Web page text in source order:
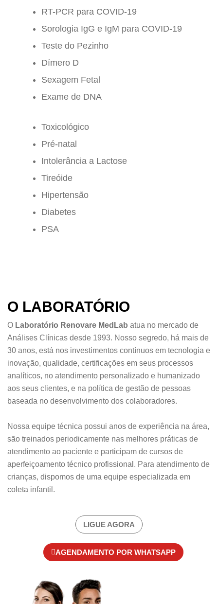
RT-PCR para COVID-19
Sorologia IgG e IgM para COVID-19
Teste do Pezinho
Dímero D
Sexagem Fetal
Exame de DNA
Toxicológico
Pré-natal
Intolerância a Lactose
Tireóide
Hipertensão
Diabetes
PSA
O LABORATÓRIO
O Laboratório Renovare MedLab atua no mercado de
Análises Clínicas desde 1993. Nosso segredo, há mais de
30 anos, está nos investimentos contínuos em tecnologia e
inovação, qualidade, certificações em seus processos
analíticos, no atendimento personalizado e humanizado
aos seus clientes, e na política de gestão de pessoas
baseada no desenvolvimento dos colaboradores.
Nossa equipe técnica possui anos de experiência na área,
são treinados periodicamente nas melhores práticas de
atendimento ao paciente e participam de cursos de
aperfeiçoamento técnico profissional. Para atendimento de
crianças, dispomos de uma equipe especializada em
coleta infantil.
LIGUE AGORA
AGENDAMENTO POR WHATSAPP